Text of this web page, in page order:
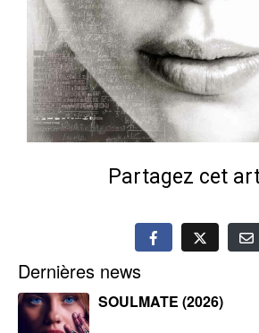
Partagez cet
Dernières news
SOULMATE (2026)